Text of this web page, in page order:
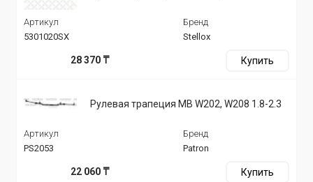
Артикул
5301020SX
Бренд
Stellox
28 370 ₸ Купить
Рулевая трапеция MB W202, W208 1.8-2.3
Артикул
PS2053
Бренд
Patron
22 060 ₸ Купить